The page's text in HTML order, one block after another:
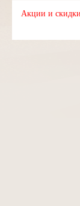
Акции и